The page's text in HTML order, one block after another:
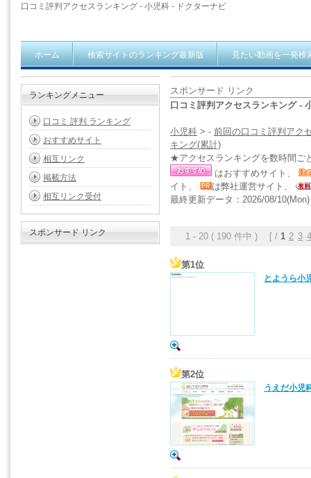
口コミ評判アクセスランキング - 小児科 - ドクターナビ
ホーム 検索サイトのランキング最新版 見たい動画を一発検
スポンサード リンク
口コミ評判アクセスランキング -
小児科 > - 前回の口コミ評判アク
キング(累計)
★アクセスランキングを数時間ご
はおすすめサイト、
イト、
は弊社運営サイト、
最終更新データ：2026/08/
1 - 20 ( 190 件中 ) [ / 1 2 3 4
第1位
とようら小
第2位
うえだ小児
ランキングメニュー
口コミ 評判 ランキング
おすすめサイト
相互リンク
掲載方法
相互リンク受付
スポンサード リンク